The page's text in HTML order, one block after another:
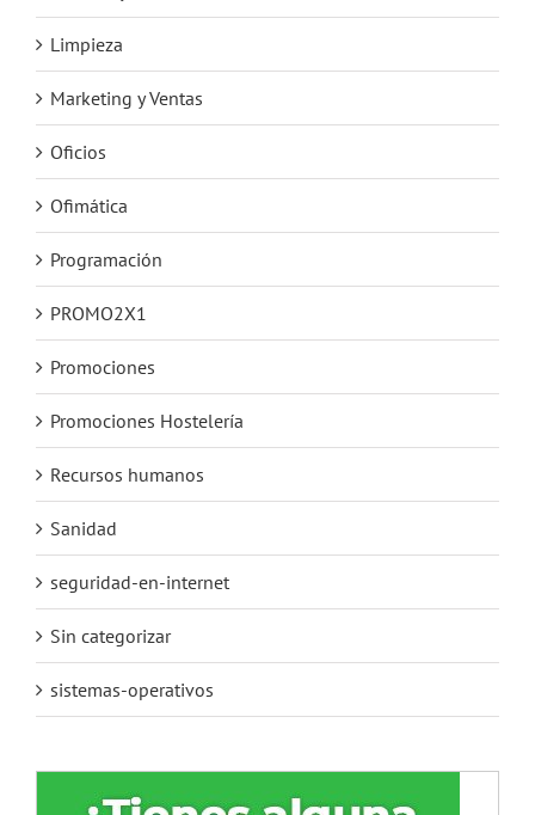
Limpieza
Marketing y Ventas
Oficios
Ofimática
Programación
PROMO2X1
Promociones
Promociones Hostelería
Recursos humanos
Sanidad
seguridad-en-internet
Sin categorizar
sistemas-operativos